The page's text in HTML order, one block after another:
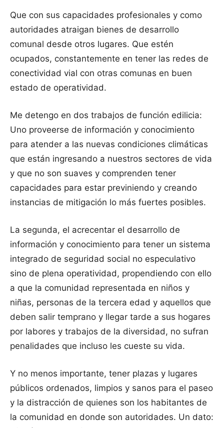
Que con sus capacidades profesionales y como
autoridades atraigan bienes de desarrollo
comunal desde otros lugares. Que estén
ocupados, constantemente en tener las redes de
conectividad vial con otras comunas en buen
estado de operatividad.
Me detengo en dos trabajos de función edilicia:
Uno proveerse de información y conocimiento
para atender a las nuevas condiciones climáticas
que están ingresando a nuestros sectores de vida
y que no son suaves y comprenden tener
capacidades para estar previniendo y creando
instancias de mitigación lo más fuertes posibles.
La segunda, el acrecentar el desarrollo de
información y conocimiento para tener un sistema
integrado de seguridad social no especulativo
sino de plena operatividad, propendiendo con ello
a que la comunidad representada en niños y
niñas, personas de la tercera edad y aquellos que
deben salir temprano y llegar tarde a sus hogares
por labores y trabajos de la diversidad, no sufran
penalidades que incluso les cueste su vida.
Y no menos importante, tener plazas y lugares
públicos ordenados, limpios y sanos para el paseo
y la distracción de quienes son los habitantes de
la comunidad en donde son autoridades. Un dato: